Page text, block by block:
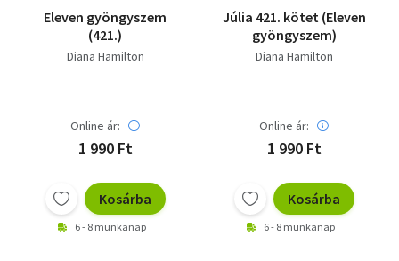
Eleven ​gyöngyszem
(421.)
Diana Hamilton
Online ár:
1 990 Ft
Kosárba
6 - 8 munkanap
Júlia 421. kötet (Eleven
​gyöngyszem)
Diana Hamilton
Online ár:
1 990 Ft
Kosárba
6 - 8 munkanap